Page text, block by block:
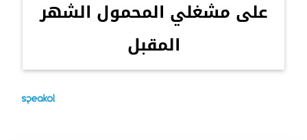
على مشغلي المحمول الشهر
المقبل